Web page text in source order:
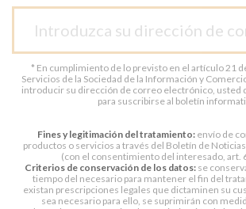
* En cumplimiento de lo previsto en el artículo 21
Servicios de la Sociedad de la Información y
introducir su dirección de correo electrónico, usted
para suscribirse al boletín
Fines y legitimación del tratamiento: envío de
productos o servicios a través del Boletín de
(con el consentimiento del interesado, art.
Criterios de conservación de los datos:se
tiempo del necesario para mantener el fin del
existan prescripciones legales que dictaminen su
sea necesario para ello, se suprimirán con